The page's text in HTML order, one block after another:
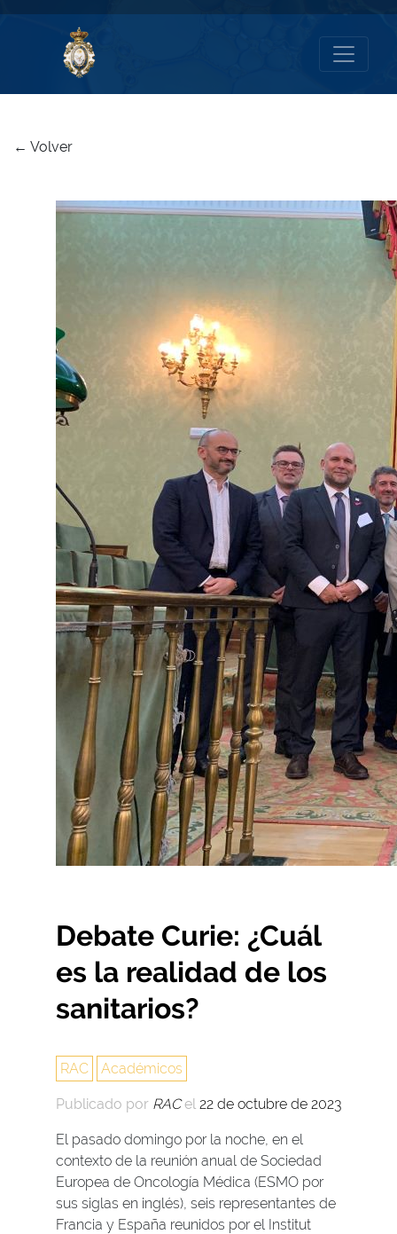
← Volver
Debate Curie: ¿Cuál
es la realidad de los
sanitarios?
RAC Académicos
Publicado por RACel 22 de octubre de 2023
El pasado domingo por la noche, en el
contexto de la reunión anual de Sociedad
Europea de Oncología Médica (ESMO por
sus siglas en inglés), seis representantes de
Francia y España reunidos por el Institut